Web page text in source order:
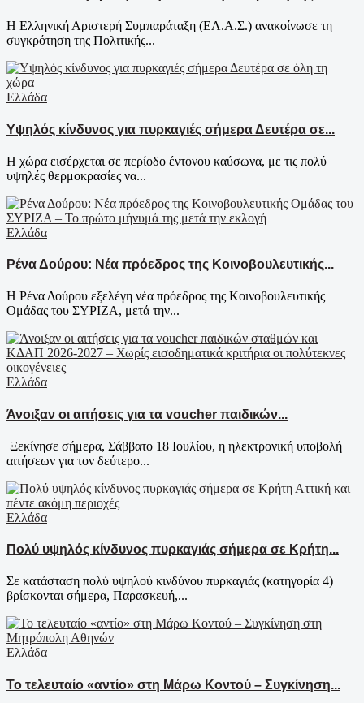
Η Ελληνική Αριστερή Συμπαράταξη (ΕΛ.Α.Σ.) ανακοίνωσε τη
συγκρότηση της Πολιτικής...
Ελλάδα
Υψηλός κίνδυνος για πυρκαγιές σήμερα Δευτέρα σε...
Η χώρα εισέρχεται σε περίοδο έντονου καύσωνα, με τις πολύ
υψηλές θερμοκρασίες να...
Ελλάδα
Ρένα Δούρου: Νέα πρόεδρος της Κοινοβουλευτικής...
Η Ρένα Δούρου εξελέγη νέα πρόεδρος της Κοινοβουλευτικής
Ομάδας του ΣΥΡΙΖΑ, μετά την...
Ελλάδα
Άνοιξαν οι αιτήσεις για τα voucher παιδικών...
Ξεκίνησε σήμερα, Σάββατο 18 Ιουλίου, η ηλεκτρονική υποβολή
αιτήσεων για τον δεύτερο...
Ελλάδα
Πολύ υψηλός κίνδυνος πυρκαγιάς σήμερα σε Κρήτη...
Σε κατάσταση πολύ υψηλού κινδύνου πυρκαγιάς (κατηγορία 4)
βρίσκονται σήμερα, Παρασκευή,...
Ελλάδα
Το τελευταίο «αντίο» στη Μάρω Κοντού – Συγκίνηση...